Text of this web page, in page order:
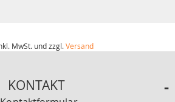
MwSt. und zzgl.Versand
KONTAKT